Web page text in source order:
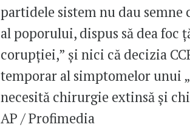
partidele sistem nu dau
al poporului, dispus să dea foc
corupției,” și nici că decizia
temporar al simptomelor unui
necesită chirurgie extinsă și
AP / Profimedia